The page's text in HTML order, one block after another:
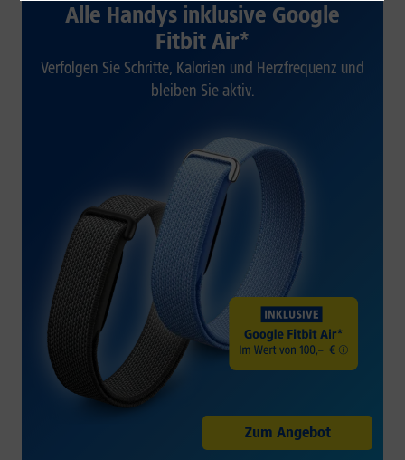
Alle Handys inklusive Google
Fitbit Air*
Verfolgen Sie Schritte, Kalorien und Herzfrequenz und
bleiben Sie aktiv.
Zum Angebot